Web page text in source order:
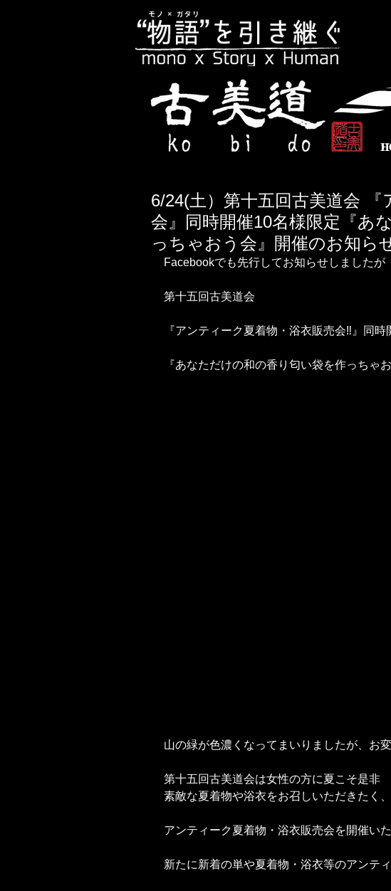
6/24(土）第十五回古美道会
会』同時開催10名様限定『あ
っちゃおう会』開催のお知ら
Facebookでも先行してお知らせしましたが
第十五回古美道会
『アンティーク夏着物・浴衣販売会‼️』同時
『あなただけの和の香り匂い袋を作っちゃ
山の緑が色濃くなってまいりましたが、お
第十五回古美道会は女性の方に夏こそ是非
素敵な夏着物や浴衣をお召しいただきたく、
アンティーク夏着物・浴衣販売会を開催い
新たに新着の単や夏着物・浴衣等のアンテ